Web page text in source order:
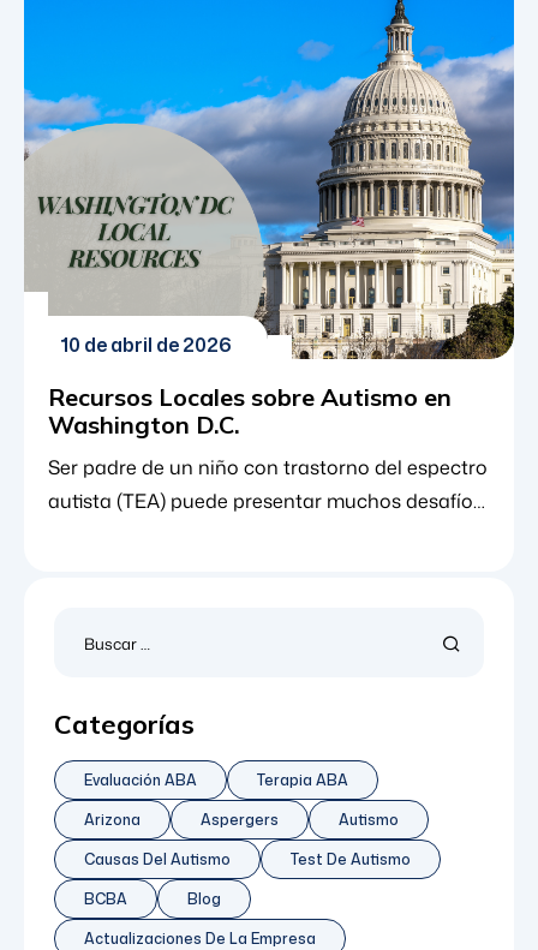
que vive en Washington D.C., probablemente
quiera saber: ¿Cubre Aetna el análisis
conductual aplicado […]
10 de abril de 2026
Recursos Locales sobre Autismo en
Washington D.C.
Ser padre de un niño con trastorno del espectro
autista (TEA) puede presentar muchos desafíos
preocupado, triste, enojado e incluso perdido.
hace algún tiempo [...]
Categorías
Evaluación ABA
Terapia ABA
Arizona
Aspergers
Autismo
Causas Del Autismo
Test De Autismo
BCBA
Blog
Actualizaciones De La Empresa